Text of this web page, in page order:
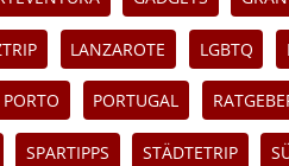
LANZAROTE LGBTQ
PORTO PORTUGAL
SPARTIPPS STÄDTETRIP